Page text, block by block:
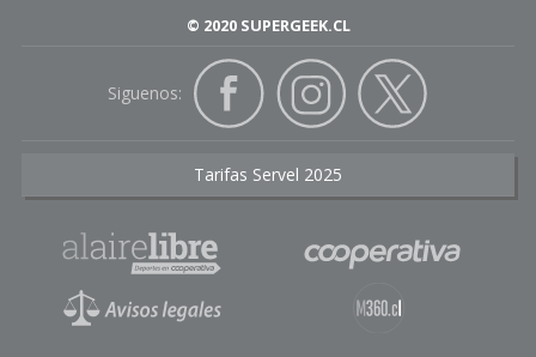
© 2020 SUPERGEEK.CL
Siguenos:
Tarifas Servel 2025